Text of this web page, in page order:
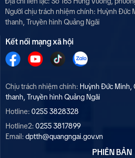
Người chịu trách nhiệm chính: Huỳnh Đức
thanh, Truyền hình Quảng Ngãi
Kết nối mạng xã hội
Chịu trách nhiệm chính: Huỳnh Đức Minh,
thanh, Truyền hình Quảng Ngãi
Hotline: 0255 3828328
Hotline2: 0255 3817899
Email: dptth@quangngai.gov.vn
PHIÊN BẢN